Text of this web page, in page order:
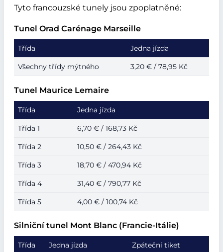
Tyto francouzské tunely jsou zpoplatněné:
Tunel Orad Carénage Marseille
Třída Jedna jízda
Všechny třídy mýtného 3,20 € / 78,95 Kč
Tunel Maurice Lemaire
Třída Jedna jízda
Třída 1 6,70 € / 168,73 Kč
Třída 2 10,50 € / 264,43 Kč
Třída 3 18,70 € / 470,94 Kč
Třída 4 31,40 € / 790,77 Kč
Třída 5 4,00 € / 100,74 Kč
Silniční tunel Mont Blanc (Francie-Itálie)
Třída Jedna jízda Zpáteční tiket